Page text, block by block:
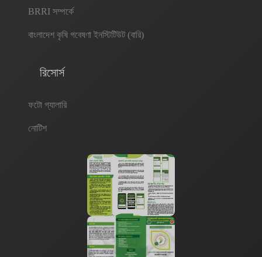
সকল প্রকার সেবাগ্রহীতার জন্য ডায়নামিক ড্যাশবোর্ডটি ‘স্বয়ংক্রিয় নলেজ টুল’ হিসেবে কাজ
অন্যান্য শস্যের জন্য এই প্রটোটাইপটি বিজনেস মডেল হিসেবে কাজ করবে, যা ‘পেস্ট ই-
BRRI সম্পর্কে
বাংলাদেশ কৃষি গবেষণা ইনস্টিটিউট (বারি)
রিসোর্স
ফটো গ্যালারি
নোটিশ